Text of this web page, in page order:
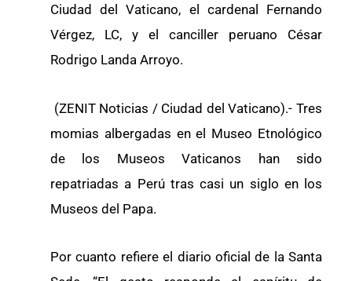
Ciudad del Vaticano, el cardenal Fernando
Vérgez, LC, y el canciller peruano César
Rodrigo Landa Arroyo.
(ZENIT Noticias / Ciudad del Vaticano).- Tres
momias albergadas en el Museo Etnológico
de los Museos Vaticanos han sido
repatriadas a Perú tras casi un siglo en los
Museos del Papa.
Por cuanto refiere el diario oficial de la Santa